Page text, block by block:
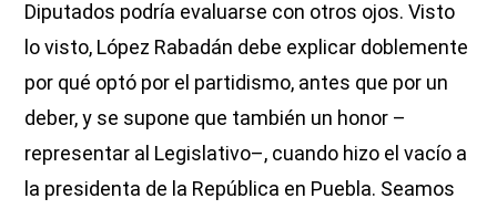
Diputados podría evaluarse con otros ojos. Visto
lo visto, López Rabadán debe explicar doblemente
por qué optó por el partidismo, antes que por un
deber, y se supone que también un honor –
representar al Legislativo–, cuando hizo el vacío a
la presidenta de la República en Puebla. Seamos